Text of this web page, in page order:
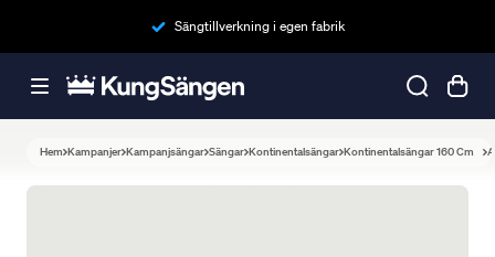
Sängtillverkning i egen fabrik
Hem Kampanjer Kampanjsängar Sängar Kontinentalsängar Kontinentalsängar 160 Cm